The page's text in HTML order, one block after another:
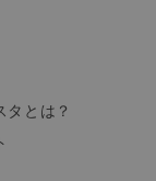
タとは？